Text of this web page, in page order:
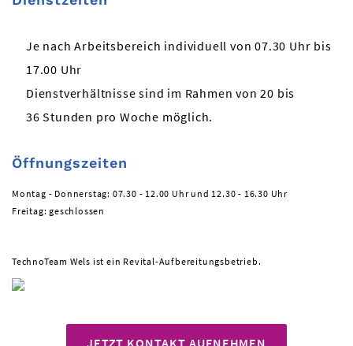
Je nach Arbeitsbereich individuell von 07.30 Uhr bis
17.00 Uhr
Dienstverhältnisse sind im Rahmen von 20 bis
36 Stunden pro Woche möglich.
Öffnungszeiten
Montag - Donnerstag: 07.30 - 12.00 Uhr und 12.30 - 16.30 Uhr
Freitag: geschlossen
TechnoTeam Wels ist ein Revital-Aufbereitungsbetrieb.